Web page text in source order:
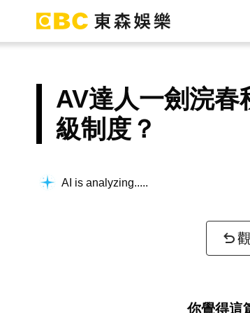
AV達人一劍浣春
級制度？
AI is analyzing...
你覺得這